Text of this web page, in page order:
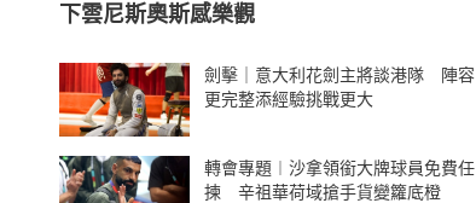
下雲尼斯奧斯感樂觀
劍擊｜意大利花劍主將談港隊 陣容
更完整添經驗挑戰更大
轉會專題︱沙拿領銜大牌球員免費任
揀 辛祖華荷域搶手貨變籮底橙